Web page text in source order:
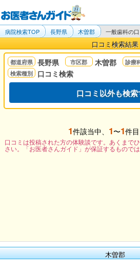
病院検索TOP 長野県 木曽郡 一般歯科の
口コミ検索結果
長野県 木曽郡
口コミ検索
口コミ以外も検
1件該当中、 1〜1件
口コミは投稿された方の体験談です。あくまで
さい。「お医者さんガイド」が保証するもので
木曽郡